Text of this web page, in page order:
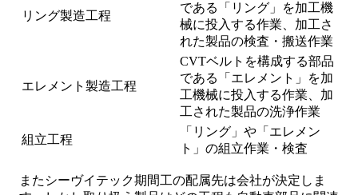
リング製造工程
である「リング」を加工機
械に投入する作業、加工さ
れた製品の検査・搬送作業
エレメント製造工程
CVTベルトを構成する部品
である「エレメント」を加
工機械に投入する作業、加
工された製品の洗浄作業
組立工程
「リング」や「エレメン
ト」の組立作業・検査
またシーヴイテック期間工の配属先は会社が決定しま